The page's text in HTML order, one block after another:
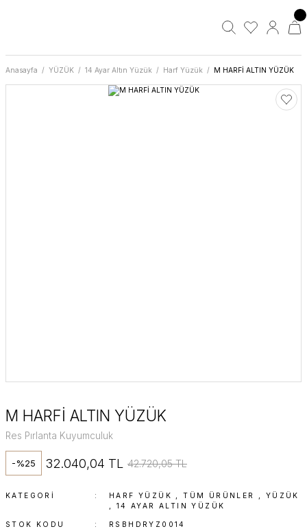
Anasayfa YÜZÜK 14 Ayar Altın Yüzük Harf Yüzük M HARFİ ALTIN YÜZÜK
M HARFİ ALTIN YÜZÜK
Res Pırlanta Kuyumculuk
-%25 32.040,04 TL 42.720,05 TL
KATEGORI HARF YÜZÜK ,TÜM ÜRÜNLER
YÜZÜK
14 AYAR ALTIN YÜZÜK
STOK KODU RSBHDRYZ0014